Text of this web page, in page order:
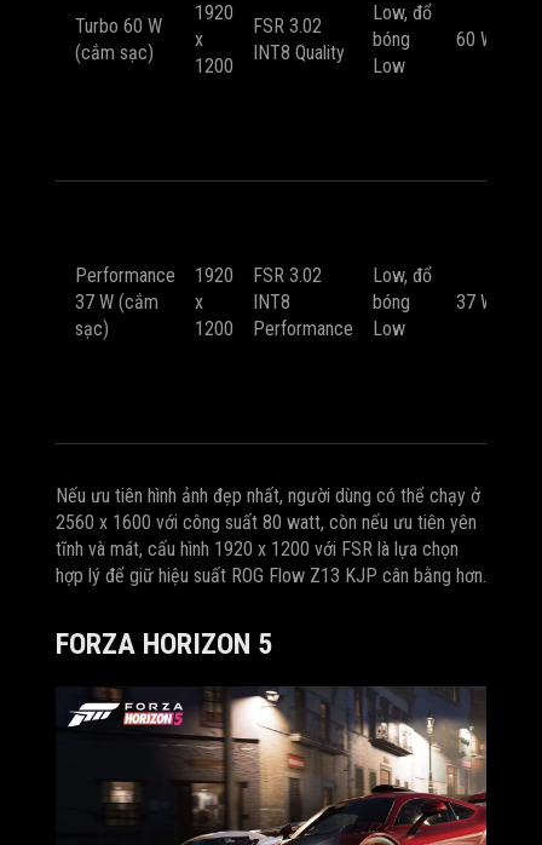
Turbo 60 W
(cắm sạc)
1920
x
1200
FSR 3.02
INT8 Quality
Low, đổ
bóng
Low
60 W
Performance
37 W (cắm
sạc)
1920
x
1200
FSR 3.02
INT8
Performance
Low, đổ
bóng
Low
37 W
Nếu ưu tiên hình ảnh đẹp nhất, người dùng có thể chạy ở
2560 x 1600 với công suất 80 watt, còn nếu ưu tiên yên
tĩnh và mát, cấu hình 1920 x 1200 với FSR là lựa chọn
hợp lý để giữ hiệu suất ROG Flow Z13 KJP cân bằng hơn.
FORZA HORIZON 5